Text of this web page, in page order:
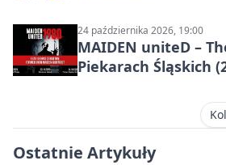
24 października 2026, 19:00
MAIDEN uniteD –
Piekarach Śląskich
Ostatnie Artykuły